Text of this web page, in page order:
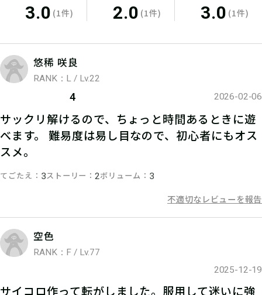
ひとりでチャレンジするもよし、お友
3.答えを入力する
マイページで【最終キーワード】を入
力して、ハンターポイントを手に入れ
3.0 (1件) 2.0 (1件) 3.0 (1件)
悠稀 咲良
RANK：L / Lv.22
4 2026-02-06
サックリ解けるので、ちょっと時間あるときに遊
べます。 難易度は易し目なので、初心者にもオス
スメ。
てごたえ 3ストーリー 2ボリューム 3
不適切なレビューを報告
空色
RANK：F / Lv.77
2025-12-19
サイコロ作って転がしました。服用して迷いに強